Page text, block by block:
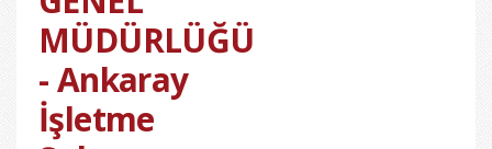
MÜDÜRLÜĞÜ
- Ankaray
İşletme